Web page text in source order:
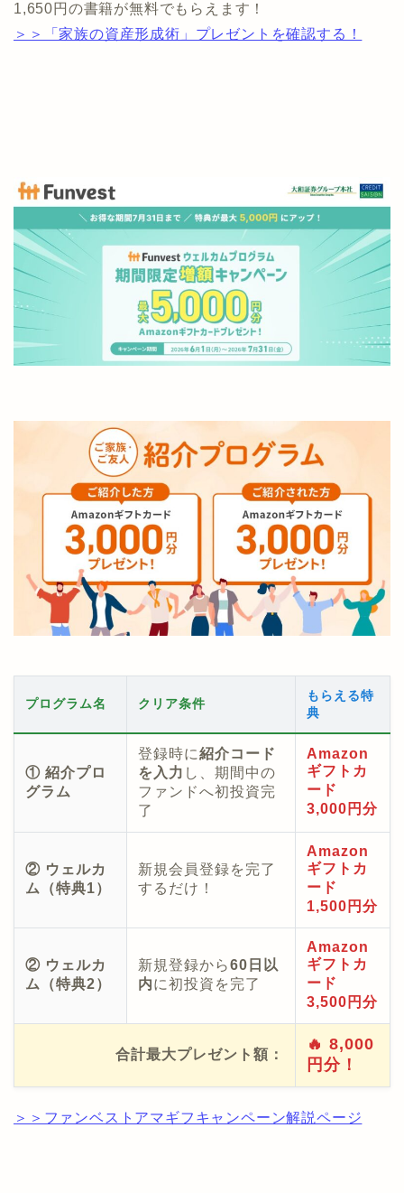
1,650円の書籍が無料でもらえます！
＞＞「家族の資産形成術」プレゼントを確認する！
プログラム名 クリア条件
もらえる特
典
① 紹介プロ
グラム
登録時に紹介コード
を入力 し、期間中の
ファンドへ初投資完
了
Amazon
ギフトカ
ード
3,000円分
② ウェルカ
ム（特典1）
新規会員登録を完了
するだけ！
Amazon
ギフトカ
ード
1,500円分
② ウェルカ
ム（特典2）
新規登録から60日以
内に初投資を完了
Amazon
ギフトカ
ード
3,500円分
合計最大プレゼント額：
🔥 8,000
円分！
＞＞ファンベストアマギフキャンペーン解説ページ